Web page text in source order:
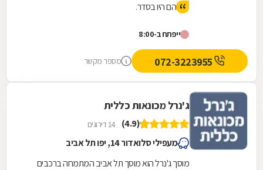
הם היו בסדר.
ייפתח ב-8:00
מספר מקשר
ג'נרל מכונאות כללית
(4.9) 14 דירוגים
מעפילי סלואדור 14, יפו תל אביב
מוסך ג'נרל הוא מוסך תל אביב המתמחה ברכבים